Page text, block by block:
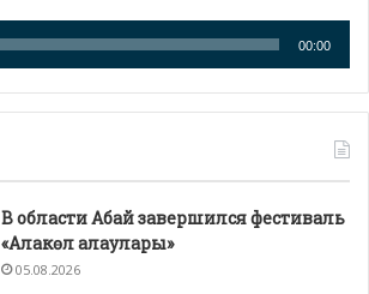
00:00
В области Абай завершился фестиваль
«Алакөл алаулары»
05.08.2026